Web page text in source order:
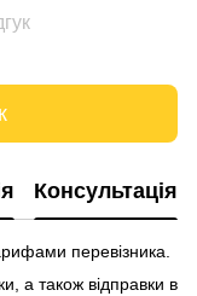
Консультація
перевізника.
а також відправки в